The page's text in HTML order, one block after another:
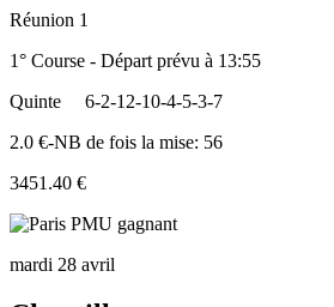
Réunion 1
1° Course - Départ prévu à 13:55
Quinte
6-2-12-10-4-5-3-7
2.0 €-NB de fois la mise: 56
3451.40 €
mardi 28 avril